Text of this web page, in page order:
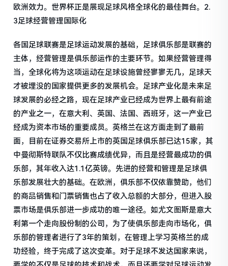
欧洲效力。世界杯正是展现足球风格全球化的最佳舞台。2.
3足球经营管理国际化
各国足球联赛是足球运动发展的基础，足球俱乐部是联赛的
主体，经营管理是俱乐部运作的主要环节。如果经营管理得
当，全球化将为这项运动在足球设施曾经寥寥无几，足球天
才被埋没的国家提供更多的发展机会。足球产业化是未来足
球发展的必经之路，现在足球产业已经成为世界上最有前途
的产业之一，在意大利、英国、法国、西班牙，这一产业已
经成为资本市场的重要成员。英格兰在这方面走到了最前
面，目前在证券交易所上市的英国足球俱乐部已达15家，其
中曼彻斯特联队不仅比赛成绩优异，而且是经营最成功的俱
乐部，其年收入达1.1亿英镑。先进的经营和管理是足球俱
乐部发展壮大的基础。在欧洲，俱乐部不仅依靠赞助，他们
的商品销售和门票销售也占了收入总额的大部分，但进入股
票市场是俱乐部进一步成功的唯一途径。如尤文图斯是意大
利第一个走向股份制的公司，为了使俱乐部走向市场化，俱
乐部的管理者进行了3年的策划，在管理上学习英格兰的成
功经验，终于完成了这次变革。对于足球不发达国家来说，